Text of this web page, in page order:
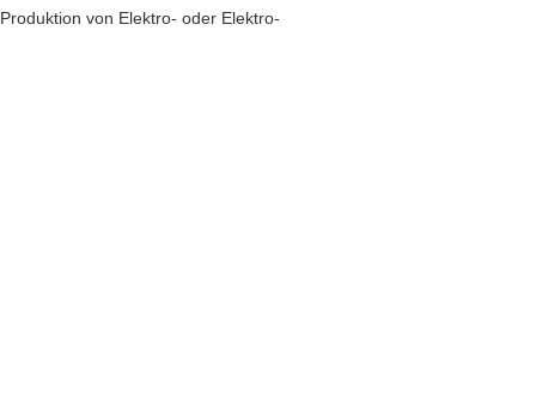
von Elektro- oder Elektro-